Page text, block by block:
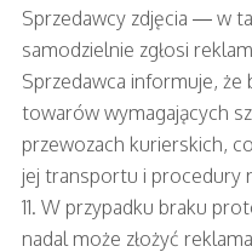
Sprzedawcy zdjęcia — w
samodzielnie zgłosi
Sprzedawca informuje, że
towarów wymagających
przewozach kurierskich,
jej transportu i procedury
11. W przypadku braku
nadal może złożyć